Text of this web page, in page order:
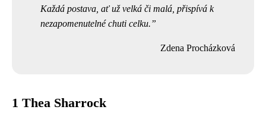
Každá postava, ať už velká či malá, přispívá k
nezapomenutelné chuti celku.
Zdena Procházková
1 Thea Sharrock